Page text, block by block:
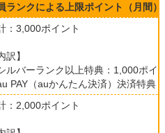
ランクによる上限ポイント（月間）
：3,000ポイント
訳】
ルバーランク以上特典：1,000ポイ
PAY（auかんたん決済）決済特典
：2,000ポイント